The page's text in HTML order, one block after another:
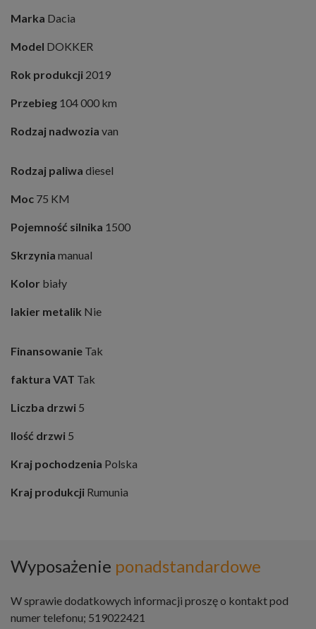
Marka Dacia
Model DOKKER
Rok produkcji 2019
Przebieg 104 000 km
Rodzaj nadwozia van
Rodzaj paliwa diesel
Moc 75 KM
Pojemność silnika 1500
Skrzynia manual
Kolor biały
lakier metalik Nie
Finansowanie Tak
faktura VAT Tak
Liczba drzwi 5
Ilość drzwi 5
Kraj pochodzenia Polska
Kraj produkcji Rumunia
Wyposażenie ponadstandardowe
W sprawie dodatkowych informacji proszę o kontakt pod
numer telefonu; 519022421